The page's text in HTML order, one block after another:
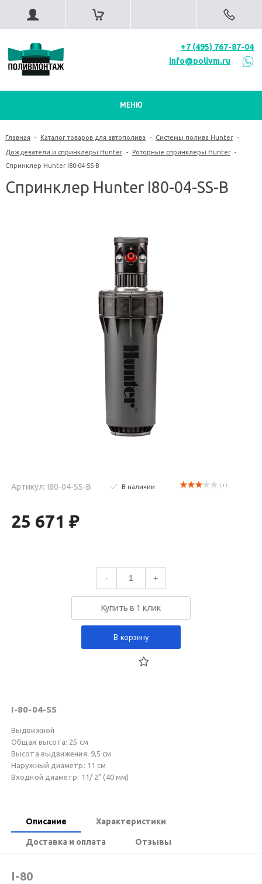
+7 (495) 767-87-04
info@polivm.ru
МЕНЮ
Главная - Каталог товаров для автополива - Системы полива Hunter -
Дождеватели и спринклеры Hunter - Роторные спринклеры Hunter -
Спринклер Hunter I80-04-SS-B
Спринклер Hunter I80-04-SS-B
Артикул: I80-04-SS-B В наличии ( 1 )
25 671 ₽
- +
Купить в 1 клик
В корзину
I-80-04-SS
Выдвижной
Общая высота: 25 см
Высота выдвижения: 9,5 см
Наружный диаметр: 11 см
Входной диаметр: 11/ 2" (40 мм)
Описание Характеристики
Доставка и оплата Отзывы
I-80